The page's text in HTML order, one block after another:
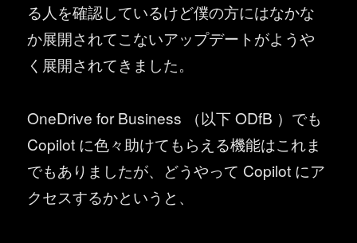
る人を確認しているけど僕の方にはなかな
か展開されてこないアップデートがようや
く展開されてきました。
OneDrive for Business （以下 ODfB ）でも
Copilot に色々助けてもらえる機能はこれま
でもありましたが、どうやって Copilot にア
クセスするかというと、